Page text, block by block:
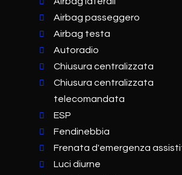
Airbag passeggero
Airbag testa
Autoradio
Chiusura centralizzata
Chiusura centralizzata
telecomandata
ESP
Fendinebbia
Frenata d'emergenza
Luci diurne